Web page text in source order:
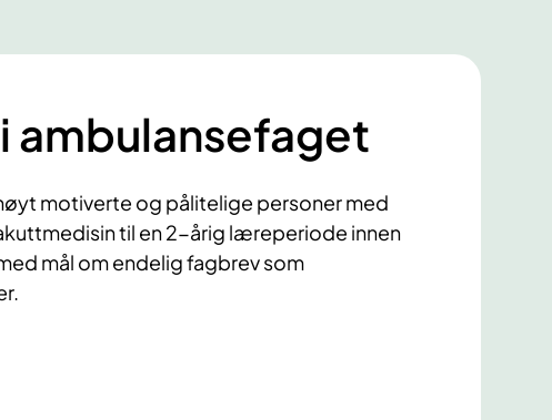
ambulansefaget
motiverte og pålitelige personer med
til en 2-årig læreperiode innen
mål om endelig fagbrev som